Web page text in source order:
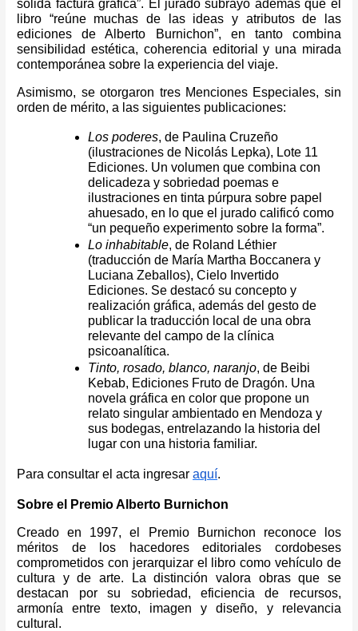
sólida factura gráfica”. El jurado subrayó además que el
libro “reúne muchas de las ideas y atributos de las
ediciones de Alberto Burnichon”, en tanto combina
sensibilidad estética, coherencia editorial y una mirada
contemporánea sobre la experiencia del viaje.
Asimismo, se otorgaron tres Menciones Especiales, sin
orden de mérito, a las siguientes publicaciones:
Los poderes, de Paulina Cruzeño
(ilustraciones de Nicolás Lepka), Lote 11
Ediciones. Un volumen que combina con
delicadeza y sobriedad poemas e
ilustraciones en tinta púrpura sobre papel
ahuesado, en lo que el jurado calificó como
“un pequeño experimento sobre la forma”.
Lo inhabitable, de Roland Léthier
(traducción de María Martha Boccanera y
Luciana Zeballos), Cielo Invertido
Ediciones. Se destacó su concepto y
realización gráfica, además del gesto de
publicar la traducción local de una obra
relevante del campo de la clínica
psicoanalítica.
Tinto, rosado, blanco, naranjo, de Beibi
Kebab, Ediciones Fruto de Dragón. Una
novela gráfica en color que propone un
relato singular ambientado en Mendoza y
sus bodegas, entrelazando la historia del
lugar con una historia familiar.
Para consultar el acta ingresaraquí.
Sobre el Premio Alberto Burnichon
Creado en 1997, el Premio Burnichon reconoce los
méritos de los hacedores editoriales cordobeses
comprometidos con jerarquizar el libro como vehículo de
cultura y de arte. La distinción valora obras que se
destacan por su sobriedad, eficiencia de recursos,
armonía entre texto, imagen y diseño, y relevancia
cultural.